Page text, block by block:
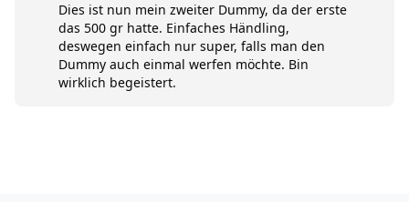
Dies ist nun mein zweiter Dummy, da der erste
das 500 gr hatte. Einfaches Händling,
deswegen einfach nur super, falls man den
Dummy auch einmal werfen möchte. Bin
wirklich begeistert.